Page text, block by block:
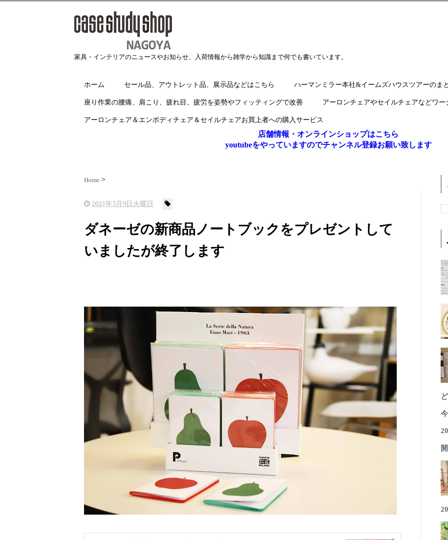
家具・インテリアのニュースやお知らせ、入荷情報から雑学から知識まで何でも書いています。
ホーム セール品、アウトレット品、展示品などはこちら ハーマンミラー本社&イームズハウスツアーのま
座り作業の腰痛、肩こり、疲れ目、疲労を姿勢やフィッティングで改善 アーロンチェアやセイルチェアなどワ
アーロンチェア＆エンボディチェア＆セイルチェアお買上者への購入サービス
店舗情報・オンラインショップはこちら
youtubeをやっていますのでチャンネル登録お願い致します
Home
2021年3月9日火曜日
ダネーゼの新商品ノートブックをプレゼントして
いましたが終了します